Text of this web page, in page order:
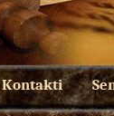
Kontakti